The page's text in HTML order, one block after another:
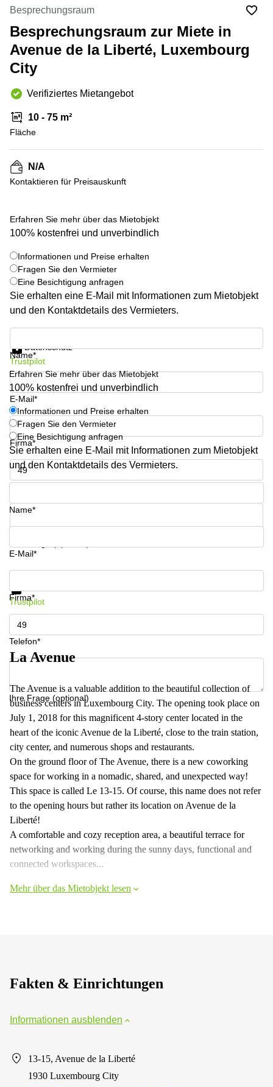
Esch-sur-
Alzette
Сoworking
Sandweiler
Bureaux
sur-
Alzette
Bureaux
Sandweiler
Bureaux
Centres
Bertrange
Centres
Esch-
sur-
Alzette
Centres
Besprechungsraum
Besprechungsraum zur Miete in
Avenue de la Liberté, Luxembourg
City
Verifiziertes Mietangebot
10 - 75 m²
Fläche
N/A
Kontaktieren für Preisauskunft
Erfahren Sie mehr über das Mietobjekt
100% kostenfrei und unverbindlich
Informationen und Preise erhalten
Fragen Sie den Vermieter
Eine Besichtigung anfragen
Sie erhalten eine E-Mail mit Informationen zum Mietobjekt
und den Kontaktdetails des Vermieters.
Name*
E-Mail*
Firma*
Telefon*
Datenschutz
Trustpilot
Erfahren Sie mehr über das Mietobjekt
100% kostenfrei und unverbindlich
Informationen und Preise erhalten
Fragen Sie den Vermieter
Eine Besichtigung anfragen
Sie erhalten eine E-Mail mit Informationen zum Mietobjekt
und den Kontaktdetails des Vermieters.
Name*
E-Mail*
Firma*
Telefon*
Ihre Frage (optional)
Informationen und Preise erhalten
Trustpilot
La Avenue
The Avenue is a valuable addition to the beautiful collection of
business centers in Luxembourg City. The opening took place on
July 1, 2018 for this magnificent 4-story center located in the
heart of the iconic Avenue de la Liberté, close to the train station,
city center, and numerous shops and restaurants.
On the ground floor of The Avenue, there is a new coworking
space for working in a nomadic, shared, and unexpected way!
This space is called Le 13-15. Of course, this name does not refer
to the opening hours but rather its location on Avenue de la
Liberté!
A comfortable and cozy reception area, a beautiful terrace for
networking and working during the sunny days, functional and
connected workspaces...
Mehr über das Mietobjekt lesen
Fakten & Einrichtungen
Informationen ausblenden
13-15, Avenue de la Liberté
1930 Luxembourg City